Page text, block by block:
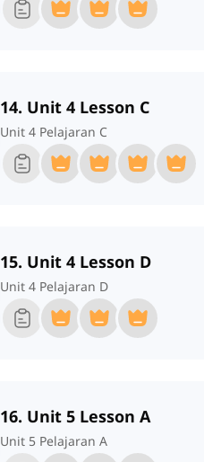
14. Unit 4 Lesson C
Unit 4 Pelajaran C
15. Unit 4 Lesson D
Unit 4 Pelajaran D
16. Unit 5 Lesson A
Unit 5 Pelajaran A